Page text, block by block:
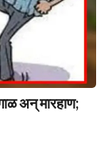
अन् मारहाण;